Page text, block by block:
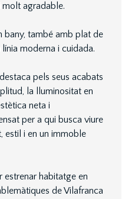
agradable.
bany, també amb plat de
moderna i cuidada.
pels seus acabats
la lluminositat en
neta i
per a qui busca viure
estil i en un immoble
estrenar habitatge en
de Vilafranca